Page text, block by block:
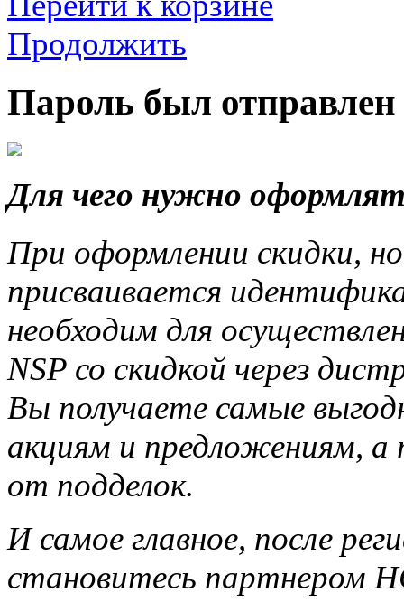
Продолжить
Пароль был
Для чего нужно
При оформлении скидки,
присваивается
необходим для
NSP со скидкой через
Вы получаете самые
акциям и предложениям,
от подделок.
И самое главное, после
становитесь партнером